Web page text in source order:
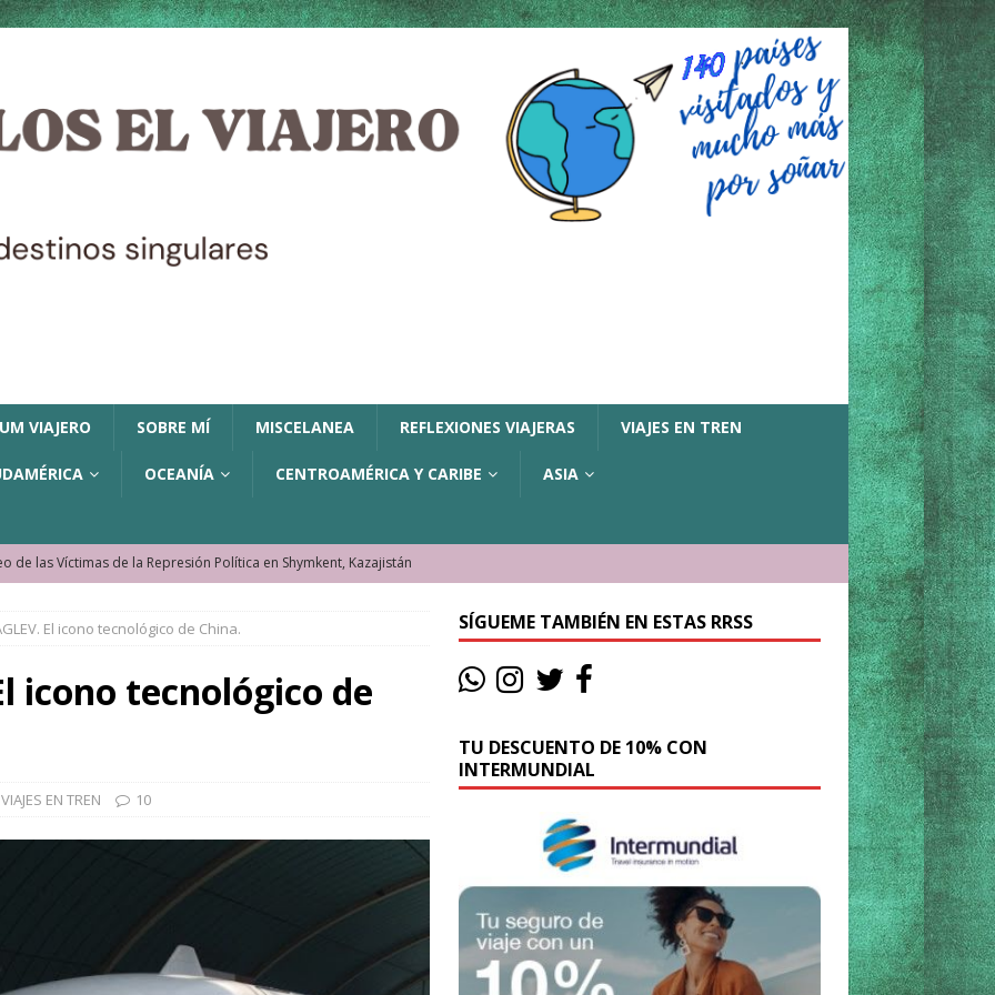
VIAJERO SOBRE MÍ MISCELANEA REFLEXIONES VIAJERAS VIAJES EN TREN
OCEANÍA CENTROAMÉRICA Y CARIBE ASIA
de las Víctimas de la Represión Política en Shymkent, Kazajistán
los lugares que visitamos o cambiamos nosotros?
La historia de la misteriosa avioneta de la playa
y las cataratas Maletsunyane de Lesoto
El icono tecnológico de China.
icono tecnológico de
VIAJES EN TREN 10
SÍGUEME TAMBIÉN EN ESTAS RRSS
TU DESCUENTO DE 10% CON
INTERMUNDIAL